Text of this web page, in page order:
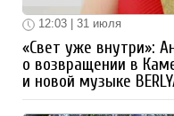
12:03 | 31 июля
«Свет уже внутри»:
о возвращении в
и новой музыке